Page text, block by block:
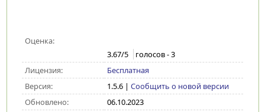
Оценка:
3.67/5 голосов -3
Лицензия:
Бесплатная
Версия:
1.5.6| Сообщить о новой версии
Обновлено:
06.10.2023